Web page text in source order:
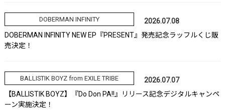
DOBERMAN INFINITY
2026.07.08
DOBERMAN INFINITY NEW EP『PRESENT』発売記念ラッフルくじ販
売決定！
BALLISTIK BOYZ from EXILE TRIBE
2026.07.07
【BALLISTIK BOYZ】『Do Don PA!!』リリース記念デジタルキャンペ
ーン実施決定！